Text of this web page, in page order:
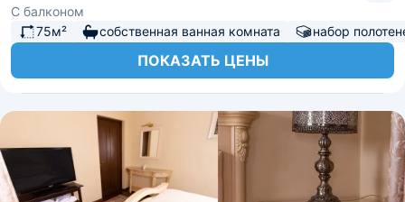
С балконом
75м²
собственная ванная комната набор
ПОКАЗАТЬ ЦЕНЫ